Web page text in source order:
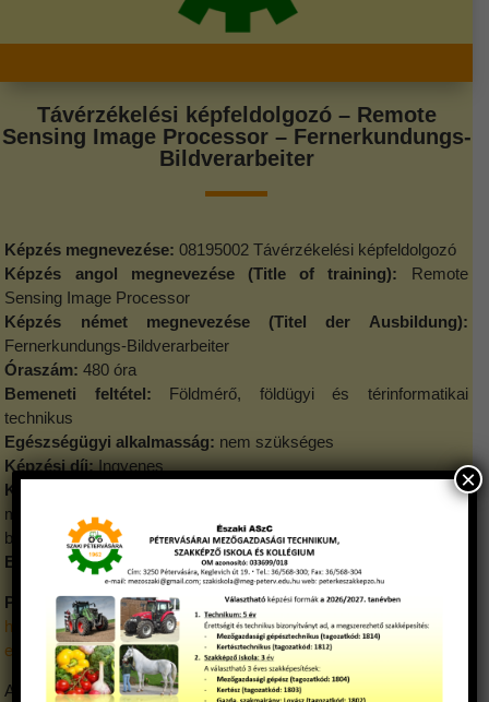
Távérzékelési képfeldolgozó – Remote
Sensing Image Processor – Fernerkundungs-
Bildverarbeiter
Képzés megnevezése: 08195002 Távérzékelési képfeldolgozó
Képzés angol megnevezése (Title of training): Remote
Sensing Image Processor
Képzés német megnevezése (Titel der Ausbildung):
Fernerkundungs-Bildverarbeiter
Óraszám: 480 óra
Bemeneti feltétel: Földmérő, földügyi és térinformatikai
technikus
Egészségügyi alkalmasság: nem szükséges
Képzési díj:Ingyenes
Képzést igazoló dokumentum:
A képzés tanúsítvánnyal zárul,
melynek birtokában képesítő vizsga tehető és képesítő
bizonyítvány szerezhető.
Egyéb információ:
A szakmai anyagot a képző biztosítja.
Programkövetelmény
https://api.ikk.hu/storage/uploads/files/08195002_taverzekelesi_k
epfeldolgozo_pdf-1608555655587.pdf
A távérzékelési képfeldolgozó tematikus térképeket állít elő.
×